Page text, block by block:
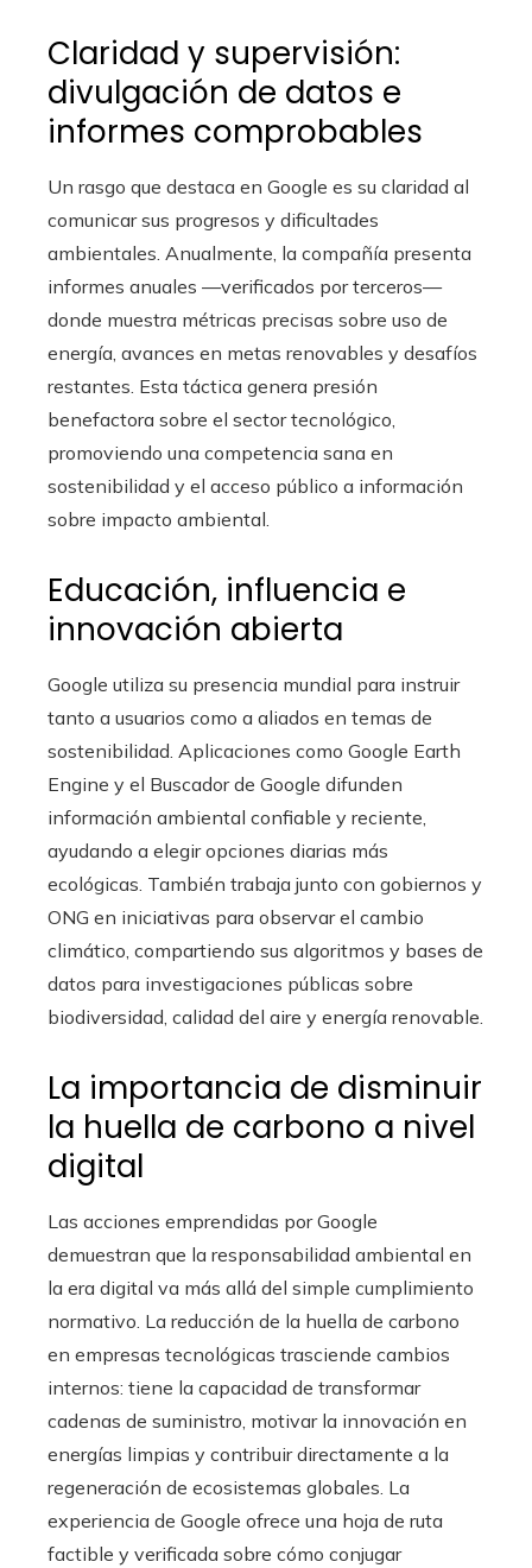
Claridad y supervisión:
divulgación de datos e
informes comprobables
Un rasgo que destaca en Google es su claridad al
comunicar sus progresos y dificultades
ambientales. Anualmente, la compañía presenta
informes anuales —verificados por terceros—
donde muestra métricas precisas sobre uso de
energía, avances en metas renovables y desafíos
restantes. Esta táctica genera presión
benefactora sobre el sector tecnológico,
promoviendo una competencia sana en
sostenibilidad y el acceso público a información
sobre impacto ambiental.
Educación, influencia e
innovación abierta
Google utiliza su presencia mundial para instruir
tanto a usuarios como a aliados en temas de
sostenibilidad. Aplicaciones como Google Earth
Engine y el Buscador de Google difunden
información ambiental confiable y reciente,
ayudando a elegir opciones diarias más
ecológicas. También trabaja junto con gobiernos y
ONG en iniciativas para observar el cambio
climático, compartiendo sus algoritmos y bases de
datos para investigaciones públicas sobre
biodiversidad, calidad del aire y energía renovable.
La importancia de disminuir
la huella de carbono a nivel
digital
Las acciones emprendidas por Google
demuestran que la responsabilidad ambiental en
la era digital va más allá del simple cumplimiento
normativo. La reducción de la huella de carbono
en empresas tecnológicas trasciende cambios
internos: tiene la capacidad de transformar
cadenas de suministro, motivar la innovación en
energías limpias y contribuir directamente a la
regeneración de ecosistemas globales. La
experiencia de Google ofrece una hoja de ruta
factible y verificada sobre cómo conjugar